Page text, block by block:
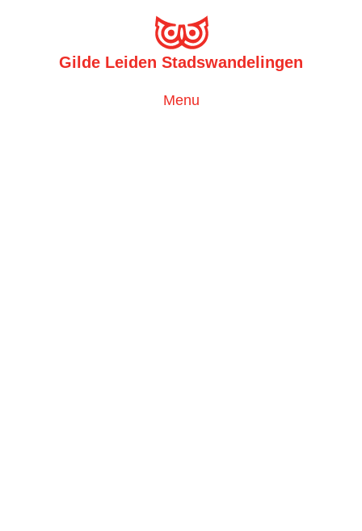
Gilde Leiden Stadswandelingen
Toggle
Menu